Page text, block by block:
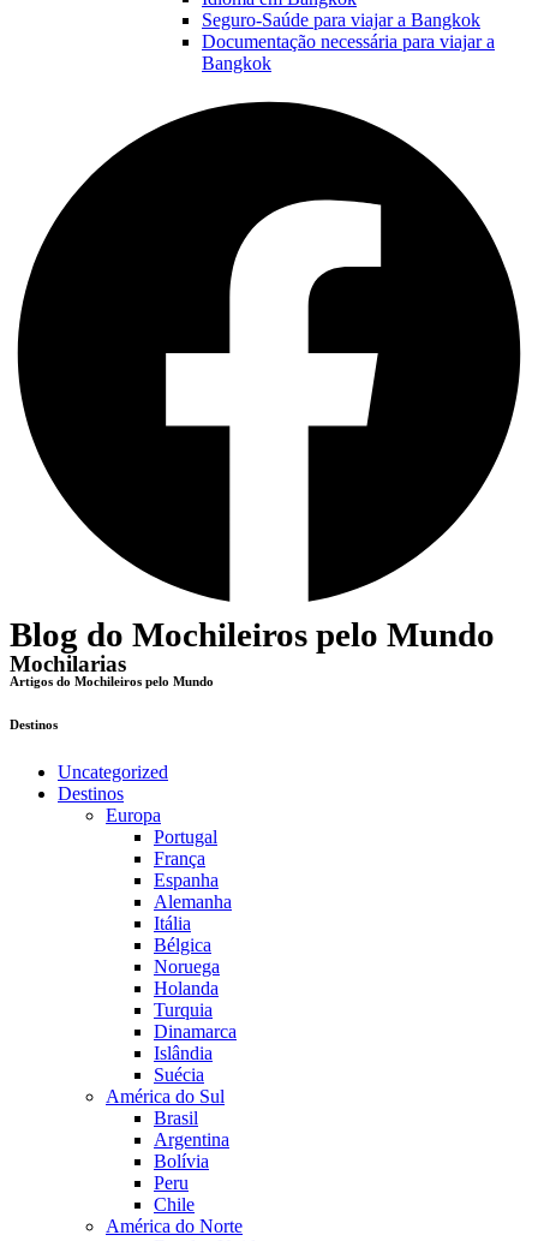
Seguro-Saúde para viajar a Bangkok
Documentação necessária para viajar a
Bangkok
Blog do Mochileiros pelo Mundo
Mochilarias
Artigos do Mochileiros pelo Mundo
Destinos
Uncategorized
Destinos
Europa
Portugal
França
Espanha
Alemanha
Itália
Bélgica
Noruega
Holanda
Turquia
Dinamarca
Islândia
Suécia
América do Sul
Brasil
Argentina
Bolívia
Peru
Chile
América do Norte